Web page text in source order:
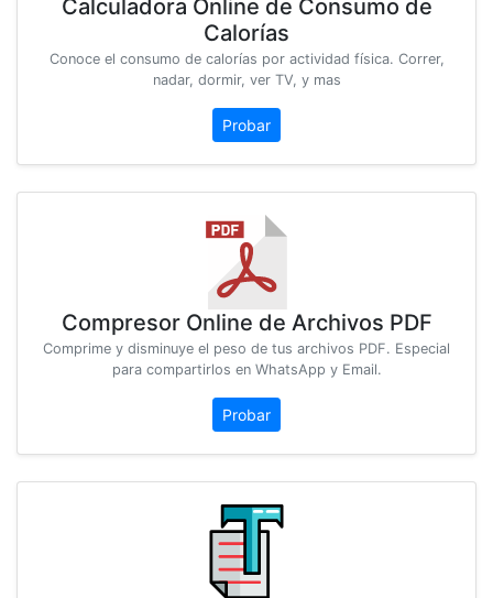
Calculadora Online de Consumo de
Calorías
Conoce el consumo de calorías por actividad física. Correr,
nadar, dormir, ver TV, y mas
Probar
Compresor Online de Archivos PDF
Comprime y disminuye el peso de tus archivos PDF. Especial
para compartirlos en WhatsApp y Email.
Probar